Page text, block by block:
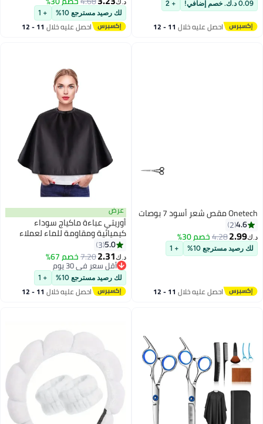
0.09 د.ك. خصم إضافي! + 2
احصل عليه خلال 11 - 12
مجموعة قلم تعبئة اللحية مع
فرشاة مقاومة للماء تغطية طويلة
الأمد (أسود)
د.ك‏
لك رصيد مسترجع 10% + 1
احصل عليه خلال 11 - 12
Onetech مقص شعر أسود 7 بوصات
4.6
2
د.ك‏2.99
4.28خصم 30%
لك رصيد مسترجع 10% + 1
احصل عليه خلال 11 - 12
عرض
أوريتي عباءة ماكياج سوداء
كيميائية ومقاومة للماء لعملاء
صالون التجميل-مئزر لحية خفيف
الوزن وممشط لفناني المكياج
وأخصائيي التجميل
5.0
3
د.ك‏2.31
7.20خصم 67%
أقل سعر في 30 يوم
أقل سعر في 30 يوم
لك رصيد مسترجع 10% + 1
احصل عليه خلال 11 - 12